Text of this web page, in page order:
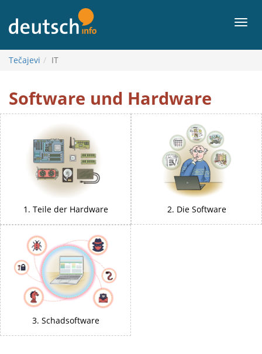
Tečajevi IT
Software und Hardware
1. Teile der Hardware 2. Die Software
3. Schadsoftware